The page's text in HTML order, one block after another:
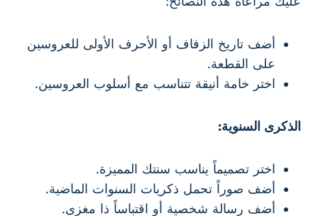
أضف تاريخ الزفاف أو الأحرف الأولى للعروسين
على القطعة.
اختر خامة أنيقة تتناسب مع أسلوب العروسين.
الذكرى السنوية:
اختر تصميماً يناسب سنتك المميزة.
أضف صوراً تحمل ذكريات السنوات الماضية.
أضف رسالة شخصية أو اقتباساً ذا مغزى.